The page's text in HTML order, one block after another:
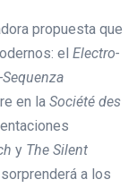
propuesta que
el Electro-
en la Société des
y The Silent
sorprenderá a los